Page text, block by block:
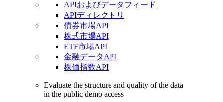
APIおよびデータフィード
APIディレクトリ
債券市場API
株式市場API
ETF市場API
金融データAPI
株価指数API
Evaluate the structure and quality of the data
in the public demo access